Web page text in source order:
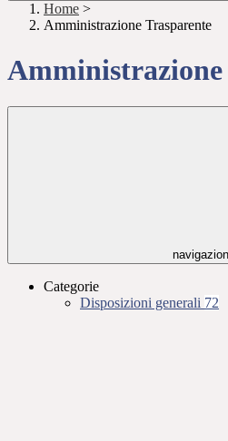
Home >
Amministrazione Trasparente
Amministrazione
Categorie
Disposizioni generali 72